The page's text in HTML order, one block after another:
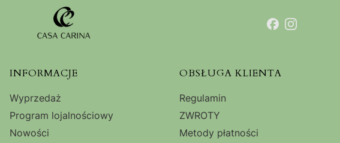
Linki w stopce
INFORMACJE
Wyprzedaż
Program lojalnościowy
Nowości
OBSŁUGA KLIENTA
Regulamin
ZWROTY
Metody płatności